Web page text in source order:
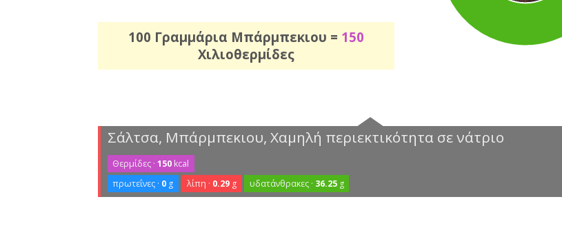
100 Γραμμάρια Μπάρμπεκιου = 150
Χιλιοθερμίδες
Σάλτσα, Μπάρμπεκιου, Χαμηλή περιεκτικότητα σε νάτριο
Θερμίδες ·150 kcal
πρωτεΐνες · 0 g λίπη · 0.29g υδατάνθρακες · 36.25g